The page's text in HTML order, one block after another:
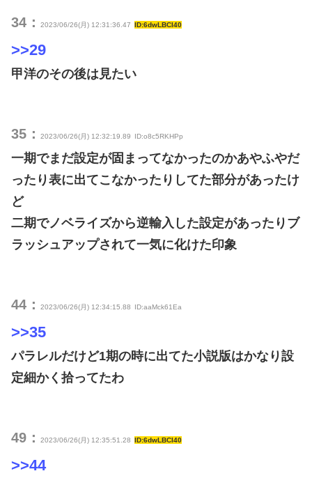
34： 2023/06/26(月) 12:31:36.47 ID:6dwLBCI40
>>29
甲洋のその後は見たい
35： 2023/06/26(月) 12:32:19.89 ID:o8c5RKHPp
一期でまだ設定が固まってなかったのかあやふやだ
ったり表に出てこなかったりしてた部分があったけ
ど
二期でノベライズから逆輸入した設定があったりブ
ラッシュアップされて一気に化けた印象
44： 2023/06/26(月) 12:34:15.88 ID:aaMck61Ea
>>35
パラレルだけど1期の時に出てた小説版はかなり設
定細かく拾ってたわ
49： 2023/06/26(月) 12:35:51.28 ID:6dwLBCI40
>>44